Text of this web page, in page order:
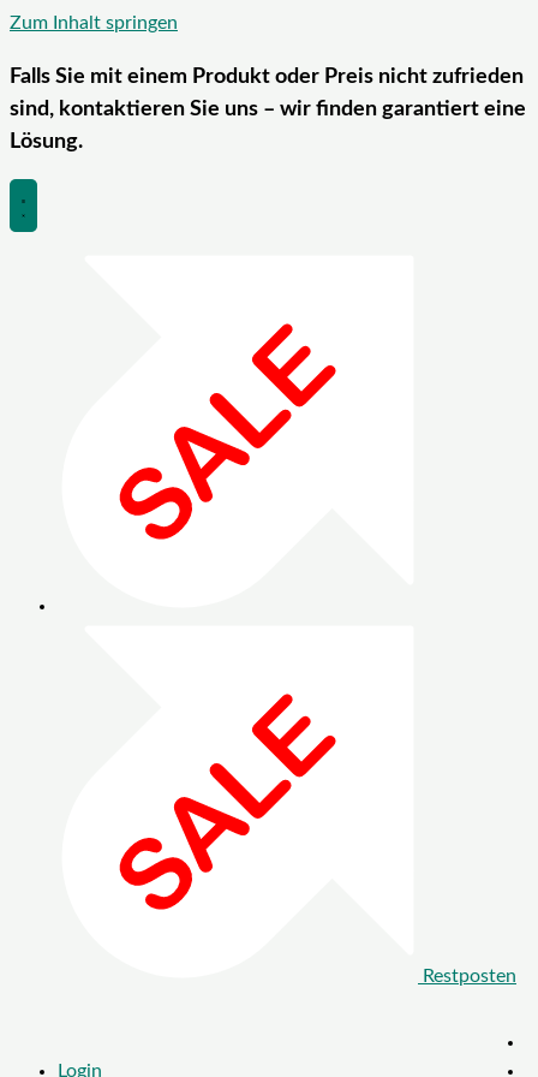
Zum Inhalt springen
Falls Sie mit einem Produkt oder Preis nicht zufrieden
sind, kontaktieren Sie uns – wir finden garantiert eine
Lösung.
Restposten
Login